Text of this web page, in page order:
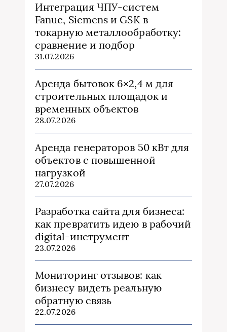
Интеграция ЧПУ-систем
Fanuc, Siemens и GSK в
токарную металлообработку:
сравнение и подбор
31.07.2026
Аренда бытовок 6×2,4 м для
строительных площадок и
временных объектов
28.07.2026
Аренда генераторов 50 кВт для
объектов с повышенной
нагрузкой
27.07.2026
Разработка сайта для бизнеса:
как превратить идею в рабочий
digital-инструмент
23.07.2026
Мониторинг отзывов: как
бизнесу видеть реальную
обратную связь
22.07.2026